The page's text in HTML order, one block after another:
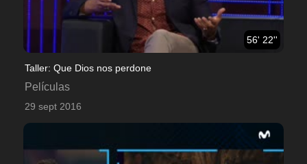
56' 22''
Taller: Que Dios nos perdone
Películas
29 sept 2016